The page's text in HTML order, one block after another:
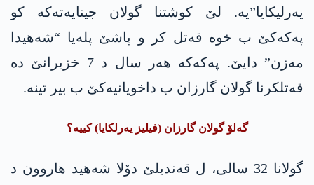
یەرلیکایا”یە. لێ کوشتنا گولان جینایەتەکە کو
پەکەکێ ب خوە قەتل کر و پاشێ پلەیا “شەهیدا
مەزن” دایێ. پەکەکە ھەر سال د 7 خزیرانێ دە
قەتلکرنا گولان گارزان ب داخویانیەکێ ب بیر تینە.
گەلۆ گولان گارزان (فیلیز یەرلکایا) کییە؟
گولانا 32 سالی، ل قەندیلێ دۆلا شەھید ھاروون د